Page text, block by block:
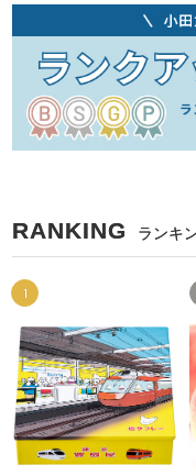
RANKING ランキ
1